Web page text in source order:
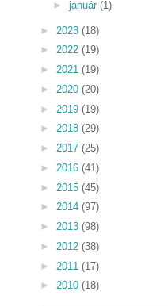
► január (1)
► 2023 (18)
► 2022 (19)
► 2021 (19)
► 2020 (20)
► 2019 (19)
► 2018 (29)
► 2017 (25)
► 2016 (41)
► 2015 (45)
► 2014 (97)
► 2013 (98)
► 2012 (38)
► 2011 (17)
► 2010 (18)